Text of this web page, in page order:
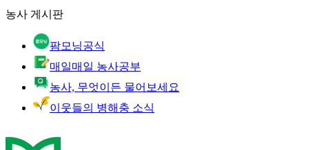
농사 게시판
팜모닝공식
매일매일 농사공부
농사, 무엇이든 물어보세요
이웃들의 병해충 소식